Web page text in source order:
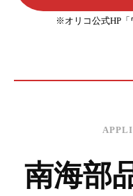
※オリコ公式HP「
南海部